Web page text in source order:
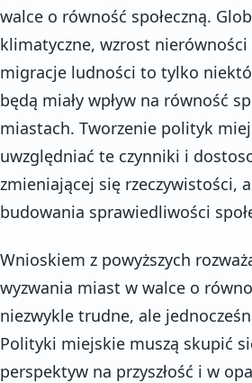
walce o równość społeczną.
klimatyczne, wzrost
migracje ludności to tylko
będą miały wpływ na równość
miastach. Tworzenie polityk
uwzględniać te czynniki i
zmieniającej się rzeczywistości,
budowania sprawiedliwości
Wnioskiem z powyższych
wyzwania miast w walce o
niezwykle trudne, ale
Polityki miejskie muszą skupić
perspektyw na przyszłość i w